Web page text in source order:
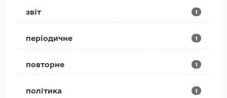
звіт 1
періодичне 1
повторне 1
політика 1